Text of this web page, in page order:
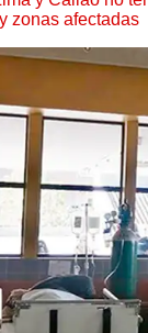
zonas afectadas